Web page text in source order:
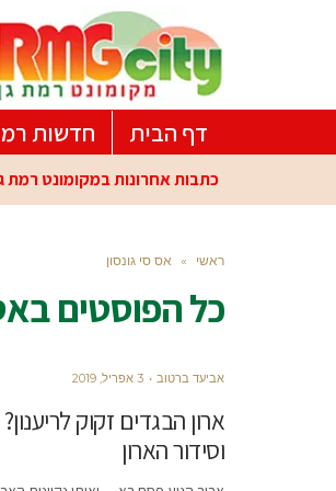
דף הבית חדשות
כתבות אחרונות במקומונט רמת
ראשי » אס סי גונסון
כל הפוסטים ב
אביעד ברטוב 3 אפריל, 2019
וסידור הארון